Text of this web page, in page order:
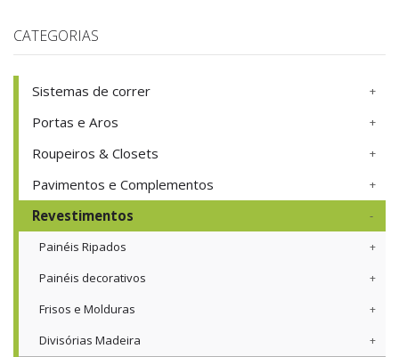
CATEGORIAS
Sistemas de correr
Portas e Aros
Roupeiros & Closets
Pavimentos e Complementos
Revestimentos
Painéis Ripados
Painéis decorativos
Frisos e Molduras
Divisórias Madeira